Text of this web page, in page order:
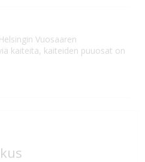
Vuosaaren
kaiteita, kaiteiden puuosat on